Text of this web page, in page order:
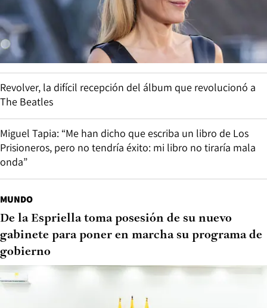
Revolver, la difícil recepción del álbum que revolucionó a
The Beatles
Miguel Tapia: “Me han dicho que escriba un libro de Los
Prisioneros, pero no tendría éxito: mi libro no tiraría mala
onda”
MUNDO
De la Espriella toma posesión de su nuevo
gabinete para poner en marcha su programa de
gobierno